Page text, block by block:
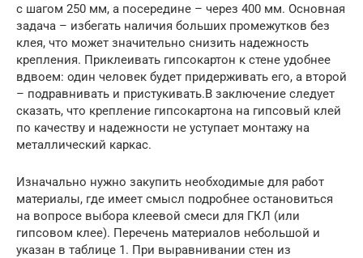
с шагом 250 мм, а посередине – через 400 мм. Основная
задача – избегать наличия больших промежутков без
клея, что может значительно снизить надежность
крепления. Приклеивать гипсокартон к стене удобнее
вдвоем: один человек будет придерживать его, а второй
– подравнивать и пристукивать.В заключение следует
сказать, что крепление гипсокартона на гипсовый клей
по качеству и надежности не уступает монтажу на
металлический каркас.
Изначально нужно закупить необходимые для работ
материалы, где имеет смысл подробнее остановиться
на вопросе выбора клеевой смеси для ГКЛ (или
гипсовом клее). Перечень материалов небольшой и
указан в таблице 1. При выравнивании стен из